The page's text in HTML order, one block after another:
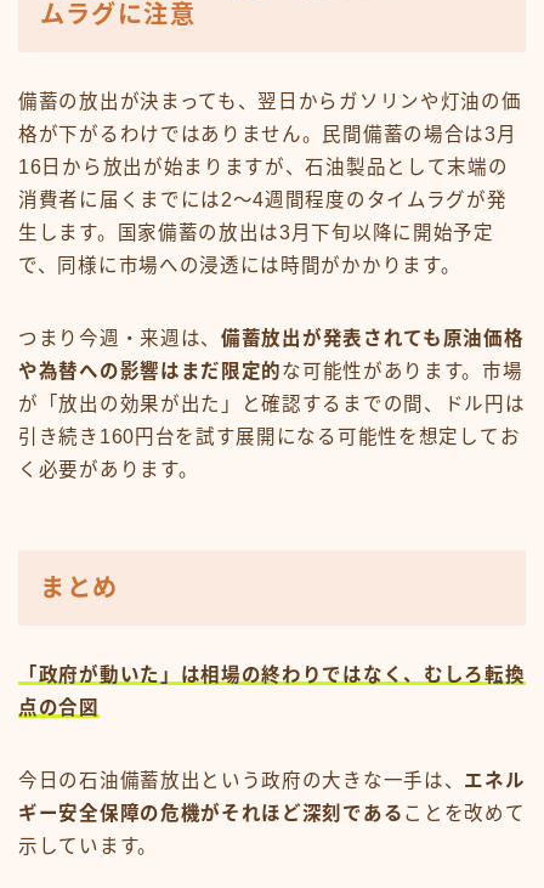
ムラグに注意
備蓄の放出が決まっても、翌日からガソリンや灯油の価
格が下がるわけではありません。民間備蓄の場合は3月
16日から放出が始まりますが、石油製品として末端の
消費者に届くまでには2〜4週間程度のタイムラグが発
生します。国家備蓄の放出は3月下旬以降に開始予定
で、同様に市場への浸透には時間がかかります。
つまり今週・来週は、 備蓄放出が発表されても原油価格
や為替への影響はまだ限定的な可能性があります。市場
が「放出の効果が出た」と確認するまでの間、ドル円は
引き続き160円台を試す展開になる可能性を想定してお
く必要があります。
まとめ
「政府が動いた」は相場の終わりではなく、むしろ転換
点の合図
今日の石油備蓄放出という政府の大きな一手は、 エネル
ギー安全保障の危機がそれほど深刻である ことを改めて
示しています。